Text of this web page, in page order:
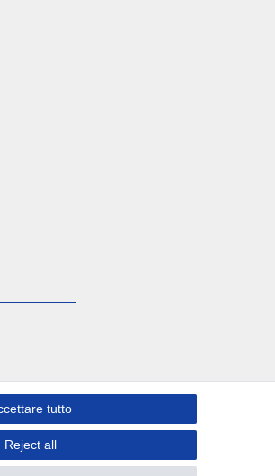
tutto
Reject all